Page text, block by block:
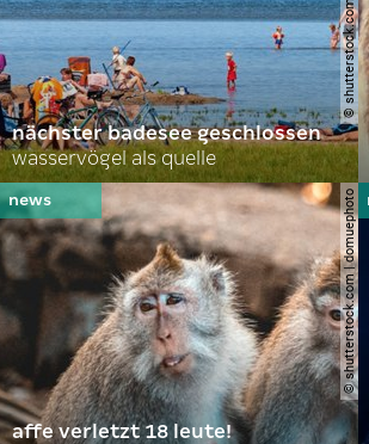
nächster badesee geschlossen
wasservögel als quelle
© shutterstock.com | domuephoto
affe verletzt 18 leute!